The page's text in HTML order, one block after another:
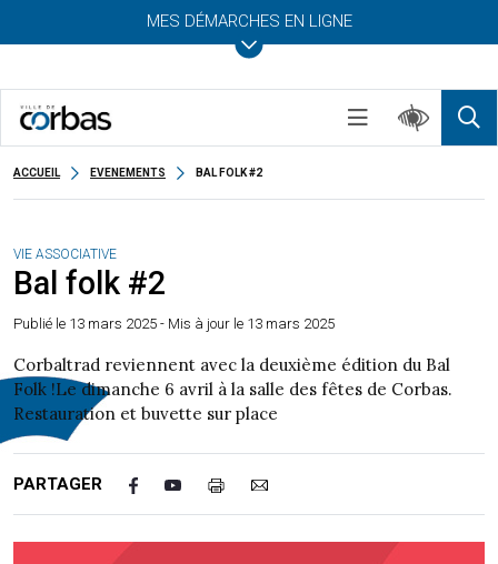
MES DÉMARCHES EN LIGNE
ACCUEIL EVENEMENTS BAL FOLK #2
VIE ASSOCIATIVE
Bal folk #2
Publié le 13 mars 2025 - Mis à jour le 13 mars 2025
Corbaltrad reviennent avec la deuxième édition du Bal
Folk !Le dimanche 6 avril à la salle des fêtes de Corbas.
Restauration et buvette sur place
PARTAGER